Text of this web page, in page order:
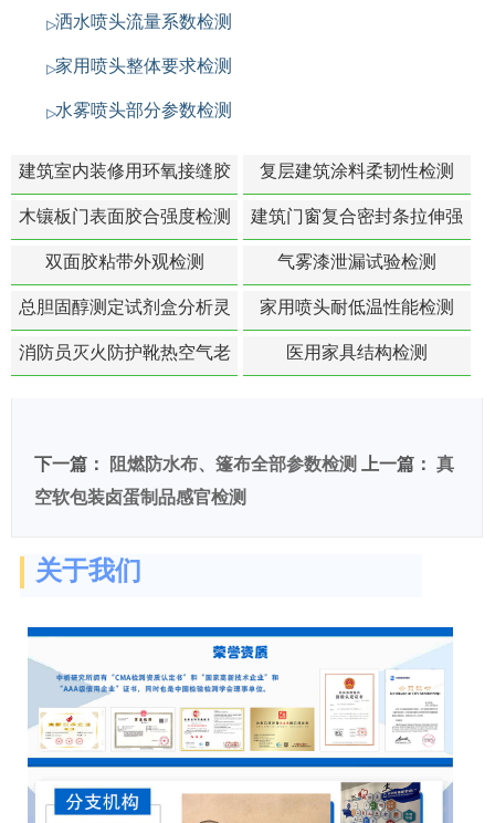
洒水喷头流量系数检测
家用喷头整体要求检测
水雾喷头部分参数检测
建筑室内装修用环氧接缝胶
苯含量检测
复层建筑涂料柔韧性检测
木镶板门表面胶合强度检测
建筑门窗复合密封条拉伸强
度-硬质塑料材料检测
双面胶粘带外观检测 气雾漆泄漏试验检测
总胆固醇测定试剂盒分析灵
敏度检测
家用喷头耐低温性能检测
消防员灭火防护靴热空气老
医用家具结构检测
下一篇： 阻燃防水布、篷布全部参数检测 上一篇： 真
空软包装卤蛋制品感官检测
关于我们